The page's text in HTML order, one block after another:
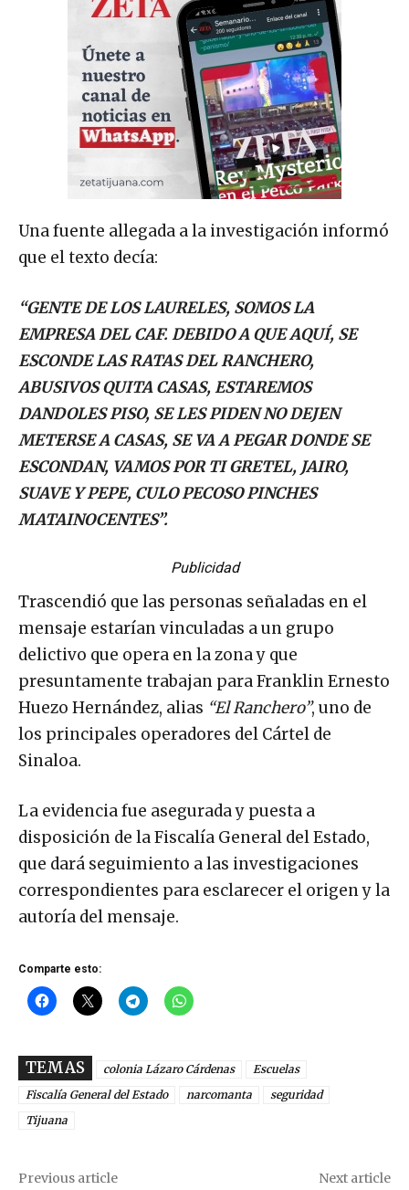
Una fuente allegada a la investigación informó
que el texto decía:
“GENTE DE LOS LAURELES, SOMOS LA
EMPRESA DEL CAF. DEBIDO A QUE AQUÍ, SE
ESCONDE LAS RATAS DEL RANCHERO,
ABUSIVOS QUITA CASAS, ESTAREMOS
DANDOLES PISO, SE LES PIDEN NO DEJEN
METERSE A CASAS, SE VA A PEGAR DONDE SE
ESCONDAN, VAMOS POR TI GRETEL, JAIRO,
SUAVE Y PEPE, CULO PECOSO PINCHES
MATAINOCENTES”.
Publicidad
Trascendió que las personas señaladas en el
mensaje estarían vinculadas a un grupo
delictivo que opera en la zona y que
presuntamente trabajan para Franklin Ernesto
Huezo Hernández, alias “El Ranchero”, uno de
los principales operadores del Cártel de
Sinaloa.
La evidencia fue asegurada y puesta a
disposición de la Fiscalía General del Estado,
que dará seguimiento a las investigaciones
correspondientes para esclarecer el origen y la
autoría del mensaje.
Comparte esto:
TEMAS colonia Lázaro Cárdenas
Escuelas
Fiscalía General del Estado
narcomanta
seguridad
Tijuana
Previous article Next article